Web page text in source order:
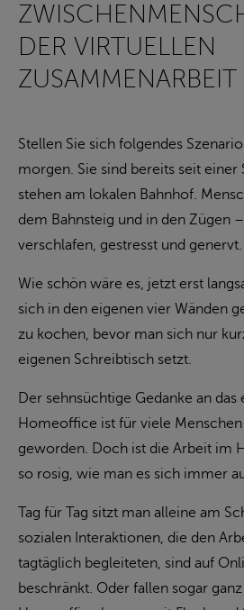
DER VIRTUELLEN
ZUSAMMENARBEIT
Stellen Sie sich folgendes
morgen. Sie sind bereits seit einer
stehen am lokalen Bahnhof.
dem Bahnsteig und in den Zügen
verschlafen, gestresst und genervt.
Wie schön wäre es, jetzt erst
sich in den eigenen vier Wänden
zu kochen, bevor man sich nur
eigenen Schreibtisch setzt.
Der sehnsüchtige Gedanke an das
Homeoffice ist für viele Menschen
geworden. Doch ist die Arbeit im
so rosig, wie man es sich immer
Tag für Tag sitzt man alleine am
sozialen Interaktionen, die den
tagtäglich begleiteten, sind auf
beschränkt. Oder fallen sogar